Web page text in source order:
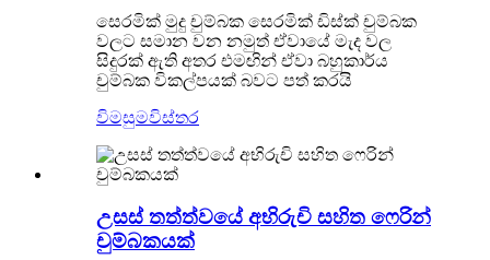
සෙරමික් මුදු චුම්බක සෙරමික් ඩිස්ක් චුම්බක
වලට සමාන වන නමුත් ඒවායේ මැද වල
සිදුරක් ඇති අතර එමඟින් ඒවා බහුකාර්ය
චුම්බක විකල්පයක් බවට පත් කරයි
විමසුමවිස්තර
උසස් තත්ත්වයේ අභිරුචි සහිත ෆෙරින්
චුම්බකයක්